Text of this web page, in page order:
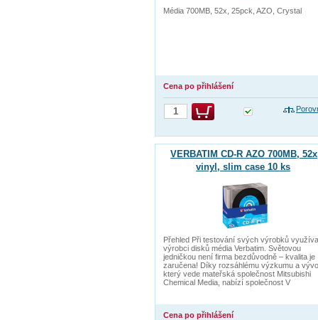
Média 700MB, 52x, 25pck, AZO, Crystal
Cena po přihlášení
VERBATIM CD-R AZO 700MB,
vinyl, slim case 10 ks
Přehled Při testování svých výrobků
výrobci disků média Verbatim. Světovou
jedničkou není firma bezdůvodně – kvalita je
zaručena! Díky rozsáhlému výzkumu a
který vede mateřská společnost Mitsubishi
Chemical Media, nabízí společnost V
Cena po přihlášení